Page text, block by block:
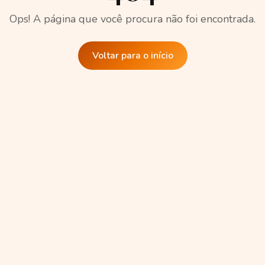
Ops! A página que você procura não foi encontrada.
Voltar para o início